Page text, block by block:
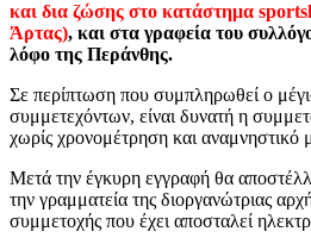
και δια ζώσης στο κατάστημα
Άρτας), και στα γραφεία του
λόφο της Περάνθης.
Σε περίπτωση που συμπληρωθεί ο
συμμετεχόντων, είναι δυνατή η
χωρίς χρονομέτρηση και αναμνηστικό
Μετά την έγκυρη εγγραφή θα
την γραμματεία της διοργανώτριας
συμμετοχής που έχει αποσταλεί